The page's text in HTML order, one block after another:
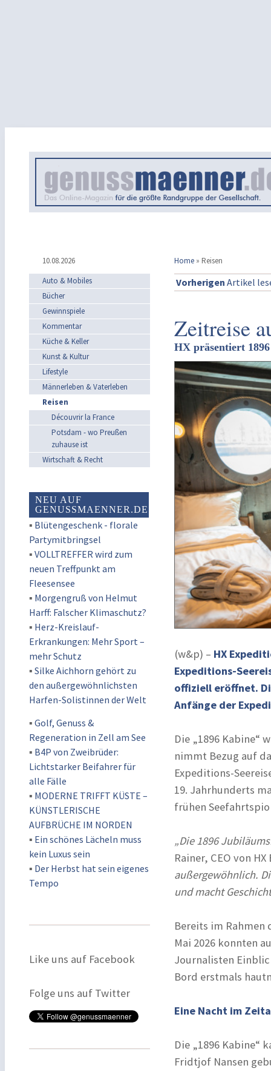
10.08.2026 Home » Reisen
Auto & Mobiles
Bücher
Gewinnspiele
Kommentar
Küche & Keller
Kunst & Kultur
Lifestyle
Männerleben & Vaterleben
Reisen
Découvrir la France
Potsdam - wo Preußen
zuhause ist
Wirtschaft & Recht
NEU AUF
GENUSSMAENNER.DE
▪ Blütengeschenk - florale
Partymitbringsel
▪ VOLLTREFFER wird zum
neuen Treffpunkt am
Fleesensee
▪ Morgengruß von Helmut
Harff: Falscher Klimaschutz?
▪ Herz-Kreislauf-
Erkrankungen: Mehr Sport –
mehr Schutz
▪ Silke Aichhorn gehört zu
den außergewöhnlichsten
Harfen-Solistinnen der Welt
▪ Golf, Genuss &
Regeneration in Zell am See
▪ B4P von Zweibrüder:
Lichtstarker Beifahrer für
alle Fälle
▪ MODERNE TRIFFT KÜSTE –
KÜNSTLERISCHE
AUFBRÜCHE IM NORDEN
▪ Ein schönes Lächeln muss
kein Luxus sein
▪ Der Herbst hat sein eigenes
Tempo
Like uns auf Facebook
Folge uns auf Twitter
Vorherigen Artikel
Zeitreise
HX präsentiert
(w&p) – HX
Expeditions-
offiziell eröffnet.
Anfänge der
Die „1896 Kabine“
nimmt Bezug auf
Expeditions-
19. Jahrhunderts
frühen
„Die 1896
Rainer, CEO von
außergewöhnlich.
und macht
Bereits im Rahmen
Mai 2026 konnten
Journalisten
Bord erstmals
Eine Nacht im
Die „1896 Kabine“
Fridtjof Nansen